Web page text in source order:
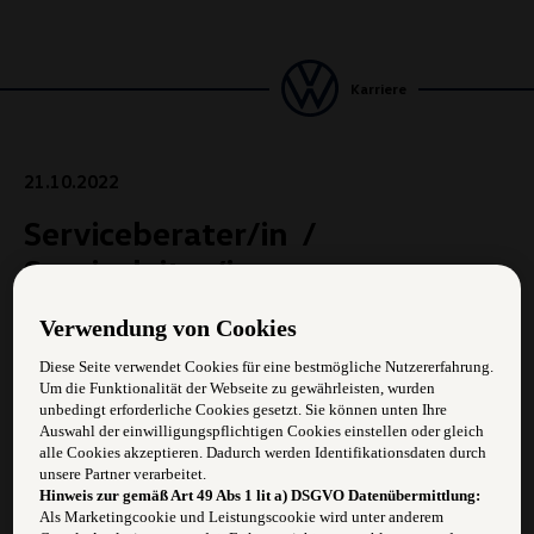
Karriere
21.10.2022
Serviceberater/in /
Serviceleiter/in
Freude im Team zu arbeiten
Eigeninitative und selbständiges Arbeiten
Begeisterung für die Automarken unseres Konzerns
Verwendung von Cookies
Diese Seite verwendet Cookies für eine bestmögliche Nutzererfahrung.
Um die Funktionalität der Webseite zu gewährleisten, wurden
unbedingt erforderliche Cookies gesetzt. Sie können unten Ihre
Auswahl der einwilligungspflichtigen Cookies einstellen oder gleich
alle Cookies akzeptieren. Dadurch werden Identifikationsdaten durch
unsere Partner verarbeitet.
Hinweis zur gemäß Art 49 Abs 1 lit a) DSGVO Datenübermittlung:
Als Marketingcookie und Leistungscookie wird unter anderem